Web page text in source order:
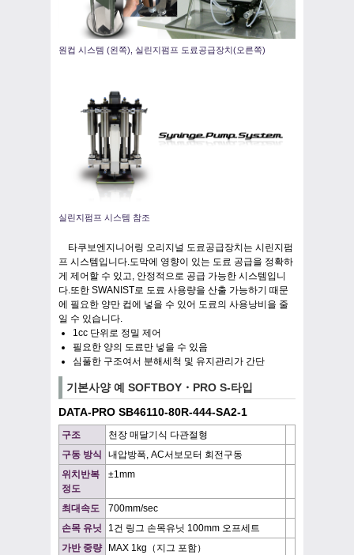
원컵 시스템 (왼쪽), 실린지펌프 도료공급장치(오른쪽)
실린지펌프 시스템 참조
타쿠보엔지니어링 오리지널 도료공급장치는 시린지펌
프 시스템입니다.도막에 영향이 있는 도료 공급을 정확하
게 제어할 수 있고, 안정적으로 공급 가능한 시스템입니
다.또한 SWANIST로 도료 사용량을 산출 가능하기 때문
에 필요한 양만 컵에 넣을 수 있어 도료의 사용낭비을 줄
일 수 있습니다.
1cc 단위로 정밀 제어
필요한 양의 도료만 넣을 수 있음
심풀한 구조여서 분해세척 및 유지관리가 간단
기본사양 예 SOFTBOY・PRO S-타입
DATA-PRO SB46110-80R-444-SA2-1
구조
천장 매달기식 다관절형
구동 방식
내압방폭, AC서보모터 회전구동
위치반복
정도
±1mm
최대속도
700mm/sec
손목 유닛
1건 링그 손목유닛 100mm 오프세트
가반 중량
MAX 1kg（지그 포함）